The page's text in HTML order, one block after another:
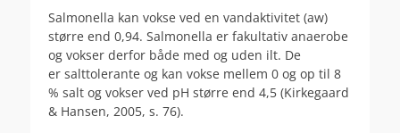
Salmonella kan vokse ved en vandaktivitet (aw)
større end 0,94. Salmonella er fakultativ anaerobe
og vokser derfor både med og uden ilt. De
er salttolerante og kan vokse mellem 0 og op til 8
% salt og vokser ved pH større end 4,5 (Kirkegaard
& Hansen, 2005, s. 76).